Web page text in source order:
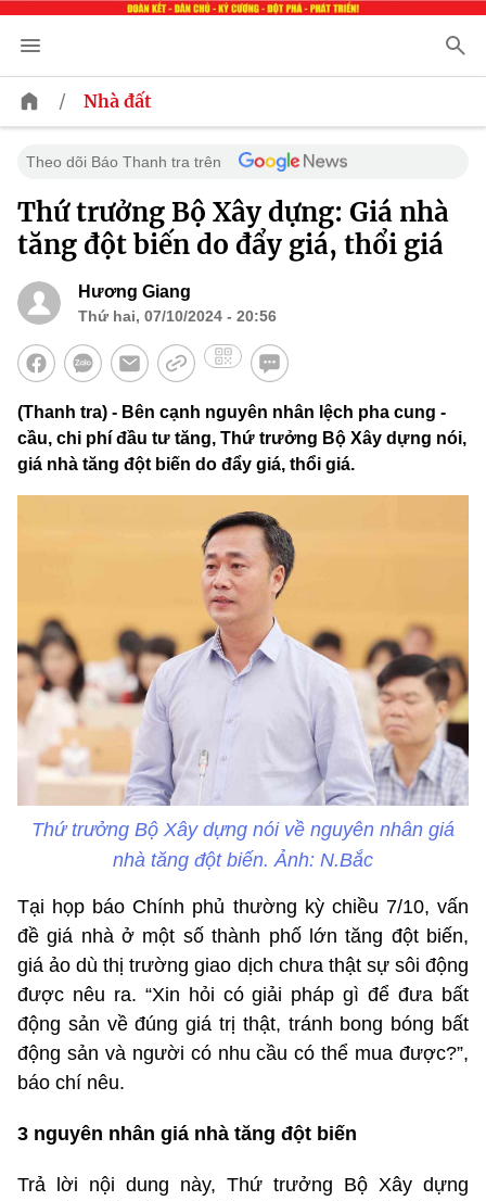
/ Nhà đất
Theo dõi Báo Thanh tra trên
Thứ trưởng Bộ Xây dựng: Giá nhà
tăng đột biến do đẩy giá, thổi giá
Hương Giang
Thứ hai, 07/10/2024 - 20:56
(Thanh tra) - Bên cạnh nguyên nhân lệch pha cung -
cầu, chi phí đầu tư tăng, Thứ trưởng Bộ Xây dựng nói,
giá nhà tăng đột biến do đẩy giá, thổi giá.
Thứ trưởng Bộ Xây dựng nói về nguyên nhân giá
nhà tăng đột biến. Ảnh: N.Bắc
Tại họp báo Chính phủ thường kỳ chiều 7/10, vấn
đề giá nhà ở một số thành phố lớn tăng đột biến,
giá ảo dù thị trường giao dịch chưa thật sự sôi động
được nêu ra. “Xin hỏi có giải pháp gì để đưa bất
động sản về đúng giá trị thật, tránh bong bóng bất
động sản và người có nhu cầu có thể mua được?”,
báo chí nêu.
3 nguyên nhân giá nhà tăng đột biến
Trả lời nội dung này, Thứ trưởng Bộ Xây dựng